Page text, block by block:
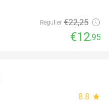
Regulier €22,25
€12,95
8.8 star